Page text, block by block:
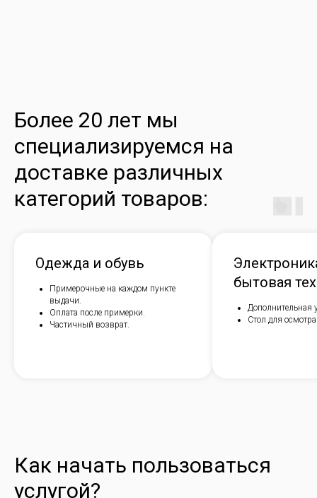
Более 20 лет мы
специализируемся на
доставке различных
категорий товаров:
Одежда и обувь
Примерочные на каждом пункте
выдачи.
Оплата после примерки.
Частичный возврат.
бытовая
Дополнительная
Стол для
Как начать пользоваться
услугой?